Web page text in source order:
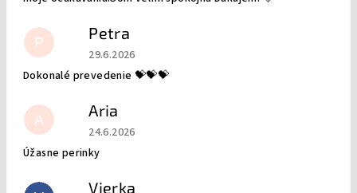
P Petra
Hodnotenie obchodu je 5 z 5 hviezdičiek.
29.6.2026
Dokonalé prevedenie 💝💝💝
A Aria
Hodnotenie obchodu je 5 z 5 hviezdičiek.
24.6.2026
Úžasne perinky
Vierka